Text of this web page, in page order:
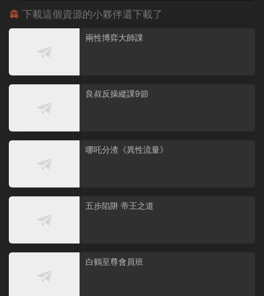
下載這個資源的小夥伴還下載了
兩性博弈大師課
良叔反操縱課9節
哪吒分渣《異性流量》
五步陷阱 帝王之道
白鶴至尊會員班